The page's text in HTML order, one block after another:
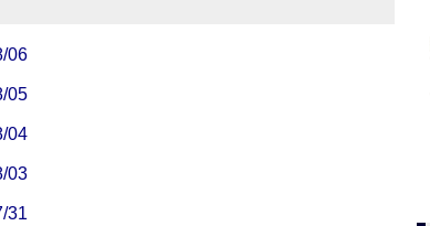
06
05
04
03
31